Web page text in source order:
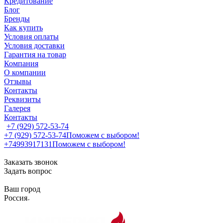
Блог
Бренды
Как купить
Условия оплаты
Условия доставки
Гарантия на товар
Компания
О компании
Отзывы
Контакты
Реквизиты
Галерея
Контакты
+7 (929) 572-53-74
+7 (929) 572-53-74Поможем с выбором!
+74993917131Поможем с выбором!
Заказать звонок
Задать вопрос
Ваш город
Россия